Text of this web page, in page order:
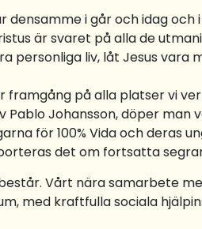
i går och idag och
är svaret på alla de
personliga liv, låt Jesus
på alla platser vi
Pablo Johansson, döper
för 100% Vida och deras
det om fortsatta
Vårt nära samarbete
med kraftfulla sociala